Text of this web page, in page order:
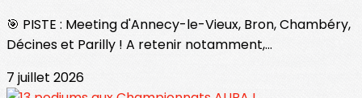
🎯 PISTE : Meeting d'Annecy-le-Vieux, Bron, Chambéry,
Décines et Parilly ! A retenir notamment,...
7 juillet 2026